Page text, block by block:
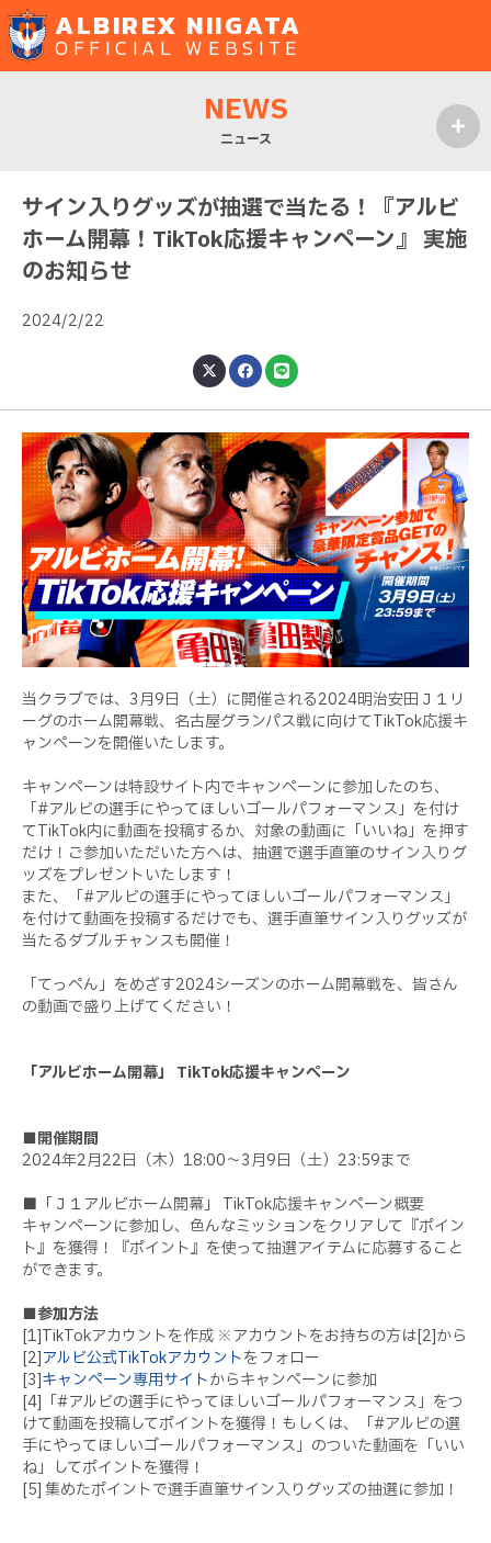
ALBIREX NIIGATA
OFFICIAL WEBSITE
NEWS
ニュース
サイン入りグッズが抽選で当たる！『アルビ
ホーム開幕！TikTok応援キャンペーン』 実施
のお知らせ
2024/2/22
当クラブでは、3月9日（土）に開催される2024明治安田Ｊ１リ
ーグのホーム開幕戦、名古屋グランパス戦に向けてTikTok応援キ
ャンペーンを開催いたします。
キャンペーンは特設サイト内でキャンペーンに参加したのち、
「#アルビの選手にやってほしいゴールパフォーマンス」を付け
てTikTok内に動画を投稿するか、対象の動画に「いいね」を押す
だけ！ご参加いただいた方へは、抽選で選手直筆のサイン入りグ
ッズをプレゼントいたします！
また、「#アルビの選手にやってほしいゴールパフォーマンス」
を付けて動画を投稿するだけでも、選手直筆サイン入りグッズが
当たるダブルチャンスも開催！
「てっぺん」をめざす2024シーズンのホーム開幕戦を、皆さん
の動画で盛り上げてください！
「アルビホーム開幕」 TikTok応援キャンペーン
■開催期間
2024年2月22日（木）18:00～3月9日（土）23:59まで
■「Ｊ１アルビホーム開幕」 TikTok応援キャンペーン概要
キャンペーンに参加し、色んなミッションをクリアして『ポイン
ト』を獲得！『ポイント』を使って抽選アイテムに応募すること
ができます。
■参加方法
[1]TikTokアカウントを作成 ※アカウントをお持ちの方は[2]から
[2]アルビ公式TikTokアカウントをフォロー
[3]キャンペーン専用サイトからキャンペーンに参加
[4]「#アルビの選手にやってほしいゴールパフォーマンス」をつ
けて動画を投稿してポイントを獲得！もしくは、「#アルビの選
手にやってほしいゴールパフォーマンス」のついた動画を「いい
ね」してポイントを獲得！
[5] 集めたポイントで選手直筆サイン入りグッズの抽選に参加！